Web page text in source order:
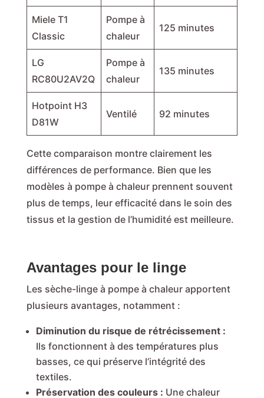
Miele T1
Classic
Pompe à
chaleur
125 minutes
LG
RC80U2AV2Q
Pompe à
chaleur
135 minutes
Hotpoint H3
D81W
Ventilé 92 minutes
Cette comparaison montre clairement les
différences de performance. Bien que les
modèles à pompe à chaleur prennent souvent
plus de temps, leur efficacité dans le soin des
tissus et la gestion de l’humidité est meilleure.
Avantages pour le linge
Les sèche-linge à pompe à chaleur apportent
plusieurs avantages, notamment :
Diminution du risque de rétrécissement :
Ils fonctionnent à des températures plus
basses, ce qui préserve l’intégrité des
textiles.
Préservation des couleurs : Une chaleur